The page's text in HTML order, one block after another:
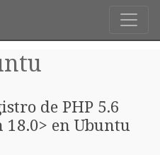
de PHP 5.6
18.0> en Ubuntu